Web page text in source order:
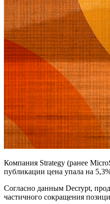
Компания Strategy (ранее
публикации цена упала на
Согласно данным Decrypt,
частичного сокращения